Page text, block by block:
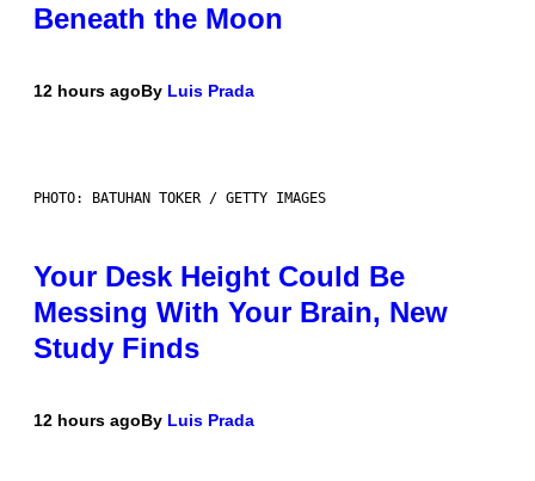
Beneath the Moon
12 hours agoBy Luis Prada
PHOTO: BATUHAN TOKER / GETTY IMAGES
Your Desk Height Could Be
Messing With Your Brain, New
Study Finds
12 hours agoBy Luis Prada